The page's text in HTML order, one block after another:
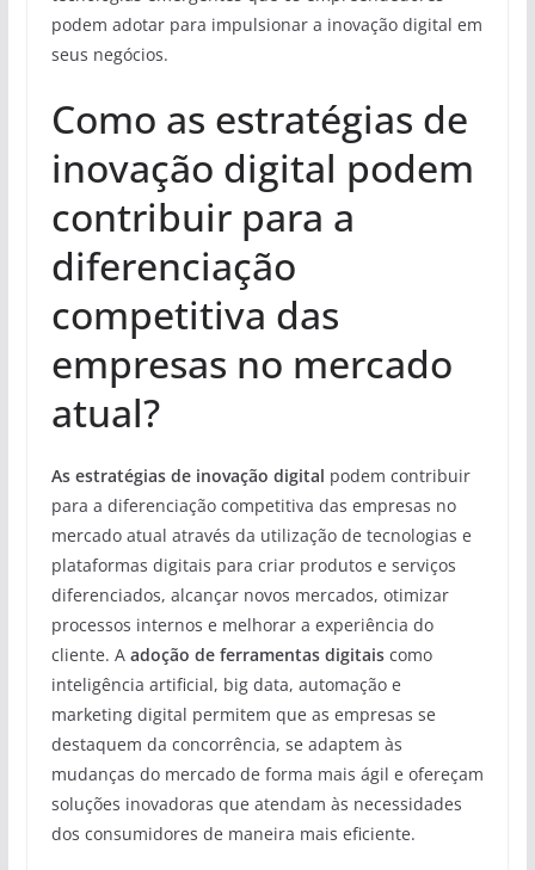
podem adotar para impulsionar a inovação digital em
seus negócios.
Como as estratégias de
inovação digital podem
contribuir para a
diferenciação
competitiva das
empresas no mercado
atual?
As estratégias de inovação digital podem contribuir
para a diferenciação competitiva das empresas no
mercado atual através da utilização de tecnologias e
plataformas digitais para criar produtos e serviços
diferenciados, alcançar novos mercados, otimizar
processos internos e melhorar a experiência do
cliente. A adoção de ferramentas digitaiscomo
inteligência artificial, big data, automação e
marketing digital permitem que as empresas se
destaquem da concorrência, se adaptem às
mudanças do mercado de forma mais ágil e ofereçam
soluções inovadoras que atendam às necessidades
dos consumidores de maneira mais eficiente.